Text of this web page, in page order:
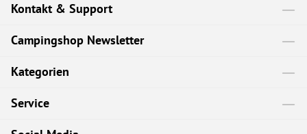
Kontakt & Support
Campingshop Newsletter
Kategorien
Service